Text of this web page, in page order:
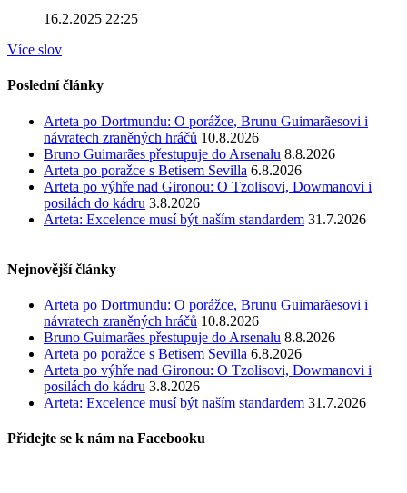
16.2.2025 22:25
Více slov
Poslední články
Arteta po Dortmundu: O porážce, Brunu Guimarãesovi i
návratech zraněných hráčů 10.8.2026
Bruno Guimarães přestupuje do Arsenalu 8.8.2026
Arteta po poražce s Betisem Sevilla 6.8.2026
Arteta po výhře nad Gironou: O Tzolisovi, Dowmanovi i
posilách do kádru 3.8.2026
Arteta: Excelence musí být naším standardem 31.7.2026
Nejnovější články
Arteta po Dortmundu: O porážce, Brunu Guimarãesovi i
návratech zraněných hráčů 10.8.2026
Bruno Guimarães přestupuje do Arsenalu 8.8.2026
Arteta po poražce s Betisem Sevilla 6.8.2026
Arteta po výhře nad Gironou: O Tzolisovi, Dowmanovi i
posilách do kádru 3.8.2026
Arteta: Excelence musí být naším standardem 31.7.2026
Přidejte se k nám na Facebooku